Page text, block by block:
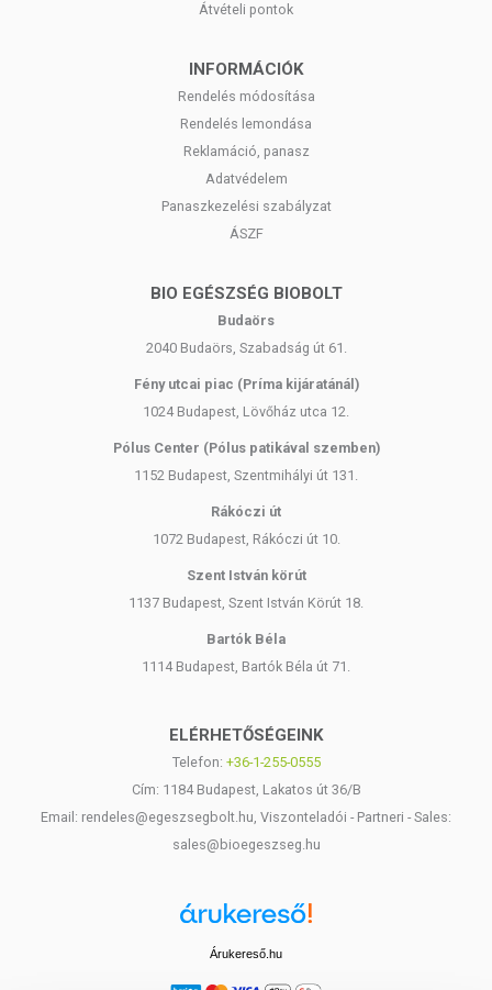
Átvételi pontok
INFORMÁCIÓK
Rendelés módosítása
Rendelés lemondása
Reklamáció, panasz
Adatvédelem
Panaszkezelési szabályzat
ÁSZF
BIO EGÉSZSÉG BIOBOLT
Budaörs
2040 Budaörs, Szabadság út 61.
Fény utcai piac (Príma kijáratánál)
1024 Budapest, Lövőház utca 12.
Pólus Center (Pólus patikával szemben)
1152 Budapest, Szentmihályi út 131.
Rákóczi út
1072 Budapest, Rákóczi út 10.
Szent István körút
1137 Budapest, Szent István Körút 18.
Bartók Béla
1114 Budapest, Bartók Béla út 71.
ELÉRHETŐSÉGEINK
Telefon: +36-1-255-0555
Cím: 1184 Budapest, Lakatos út 36/B
Email: rendeles@egeszsegbolt.hu, Viszonteladói - Partneri - Sales:
sales@bioegeszseg.hu
Árukereső.hu